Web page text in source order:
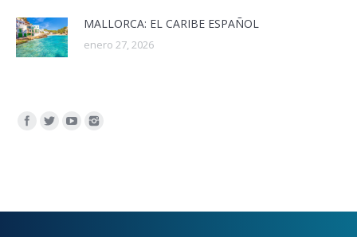
MALLORCA: EL CARIBE ESPAÑOL
enero 27, 2026
Encuéntranos en: